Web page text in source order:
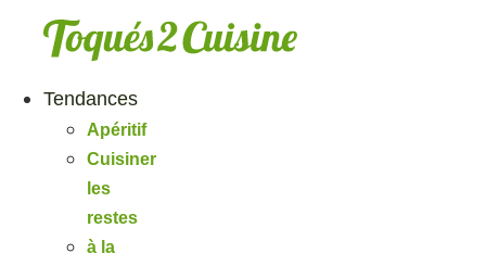
Tendances
Apéritif
Cuisiner
les
restes
à la